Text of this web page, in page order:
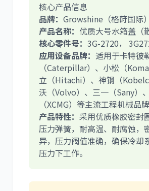
山猫
潍柴
核心产品信息
品牌： Growshine（格莳国际）
产品名称： 优质大号水箱盖（
核心零件号： 3G-2720，
应用设备品牌： 适用于卡特彼
（Caterpillar）、小松（
立（Hitachi）、神钢（
沃（Volvo）、三一（Sany）
（XCMG）等主流工程机械品牌
产品特性： 采用优质橡胶密封
压力弹簧，耐高温、耐腐蚀，
异，压力阀值准确，确保冷却
压力下工作。